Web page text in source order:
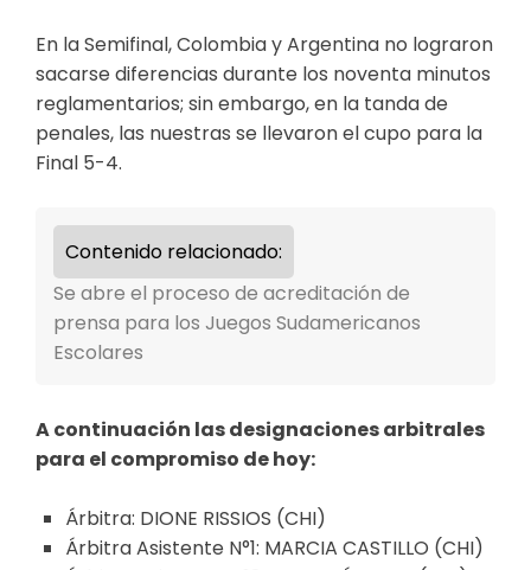
En la Semifinal, Colombia y Argentina no lograron
sacarse diferencias durante los noventa minutos
reglamentarios; sin embargo, en la tanda de
penales, las nuestras se llevaron el cupo para la
Final 5-4.
Contenido relacionado:
Se abre el proceso de acreditación de
prensa para los Juegos Sudamericanos
Escolares
A continuación las designaciones arbitrales
para el compromiso de hoy:
Árbitra: DIONE RISSIOS (CHI)
Árbitra Asistente N°1: MARCIA CASTILLO (CHI)